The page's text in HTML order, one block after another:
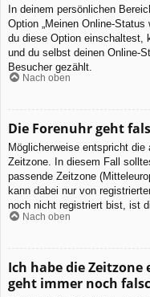
In deinem persönlichen
Option „Meinen Online-
du diese Option einschaltest,
und du selbst deinen Online-
Besucher gezählt.
Nach oben
Die Forenuhr geht
Möglicherweise entspricht
Zeitzone. In diesem Fall
passende Zeitzone
kann dabei nur von
noch nicht registriert bist, ist
Nach oben
Ich habe die
geht immer noch